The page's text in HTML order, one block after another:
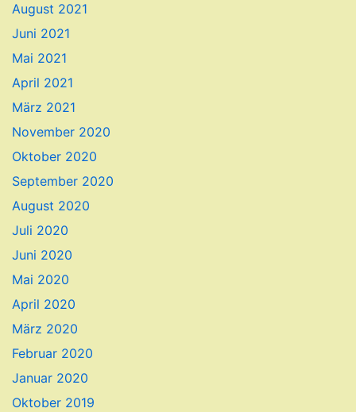
August 2021
Juni 2021
Mai 2021
April 2021
März 2021
November 2020
Oktober 2020
September 2020
August 2020
Juli 2020
Juni 2020
Mai 2020
April 2020
März 2020
Februar 2020
Januar 2020
Oktober 2019